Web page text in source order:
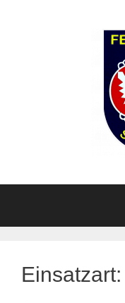
Einsatzart: